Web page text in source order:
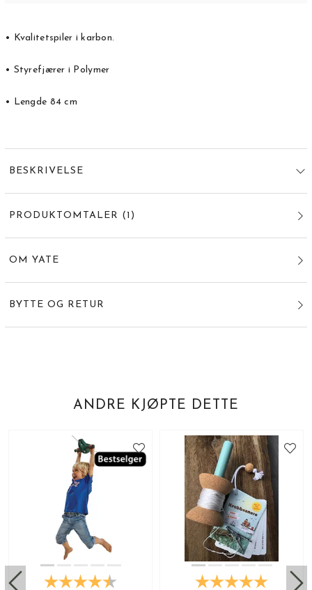
• Kvalitetspiler i karbon.
• Styrefjærer i Polymer
• Lengde 84 cm
BESKRIVELSE
PRODUKTOMTALER (1 )
OM YATE
BYTTE OG RETUR
ANDRE KJØPTE DETTE